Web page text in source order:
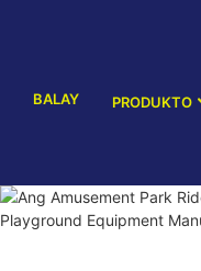
BALAY PRODUKTO